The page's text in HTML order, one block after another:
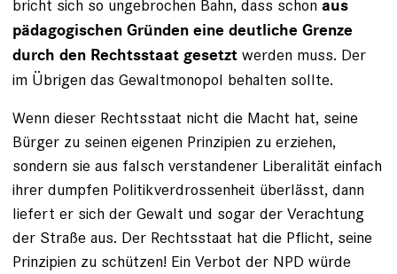
bricht sich so ungebrochen Bahn, dass schon aus
pädagogischen Gründen eine deutliche Grenze
durch den Rechtsstaat gesetzt werden muss. Der
im Übrigen das Gewaltmonopol behalten sollte.
Wenn dieser Rechtsstaat nicht die Macht hat, seine
Bürger zu seinen eigenen Prinzipien zu erziehen,
sondern sie aus falsch verstandener Liberalität einfach
ihrer dumpfen Politikverdrossenheit überlässt, dann
liefert er sich der Gewalt und sogar der Verachtung
der Straße aus. Der Rechtsstaat hat die Pflicht, seine
Prinzipien zu schützen! Ein Verbot der NPD würde